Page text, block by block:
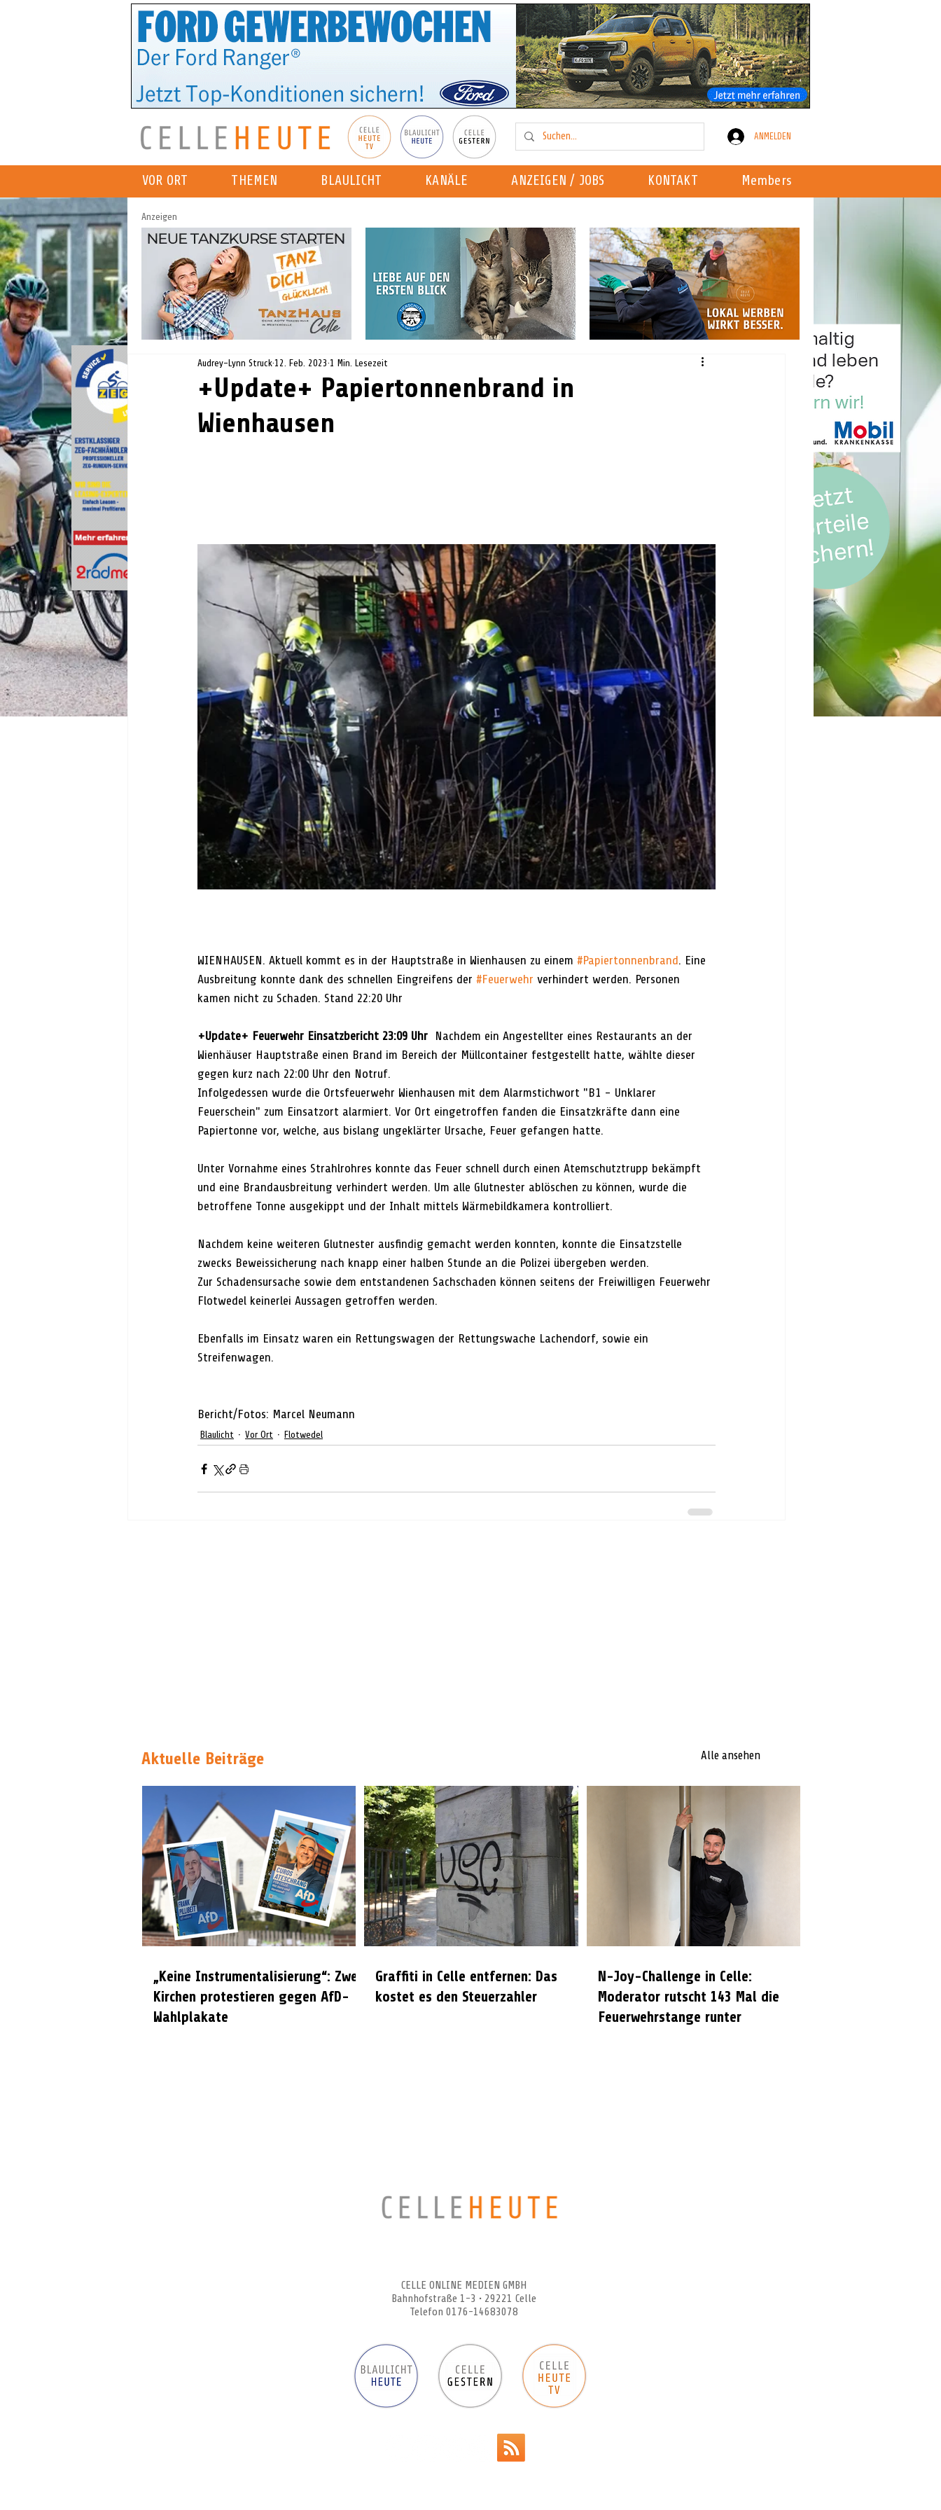
ANMELDEN
VOR ORT THEMEN BLAULICHT KANÄLE ANZEIGEN / JOBS KONTAKT Members
Anzeigen
+Update+ Papiertonnenbrand in
Wienhausen
Audrey-Lynn Struck 12. Feb. 2023 1 Min. Lesezeit
WIENHAUSEN. Aktuell kommt es in der Hauptstraße in Wienhausen zu einem #Papiertonnenbrand. Eine
Ausbreitung konnte dank des schnellen Eingreifens der #Feuerwehr verhindert werden. Personen
kamen nicht zu Schaden. Stand 22:20 Uhr
+Update+ Feuerwehr Einsatzbericht 23:09 Uhr Nachdem ein Angestellter eines Restaurants an der
Wienhäuser Hauptstraße einen Brand im Bereich der Müllcontainer festgestellt hatte, wählte dieser
gegen kurz nach 22:00 Uhr den Notruf.
Infolgedessen wurde die Ortsfeuerwehr Wienhausen mit dem Alarmstichwort "B1 - Unklarer
Feuerschein" zum Einsatzort alarmiert. Vor Ort eingetroffen fanden die Einsatzkräfte dann eine
Papiertonne vor, welche, aus bislang ungeklärter Ursache, Feuer gefangen hatte.
Unter Vornahme eines Strahlrohres konnte das Feuer schnell durch einen Atemschutztrupp bekämpft
und eine Brandausbreitung verhindert werden. Um alle Glutnester ablöschen zu können, wurde die
betroffene Tonne ausgekippt und der Inhalt mittels Wärmebildkamera kontrolliert.
Nachdem keine weiteren Glutnester ausfindig gemacht werden konnten, konnte die Einsatzstelle
zwecks Beweissicherung nach knapp einer halben Stunde an die Polizei übergeben werden.
Zur Schadensursache sowie dem entstandenen Sachschaden können seitens der Freiwilligen Feuerwehr
Flotwedel keinerlei Aussagen getroffen werden.
Ebenfalls im Einsatz waren ein Rettungswagen der Rettungswache Lachendorf, sowie ein
Streifenwagen.
Bericht/Fotos: Marcel Neumann
Blaulicht Vor Ort Flotwedel
Aktuelle Beiträge Alle ansehen
„Keine Instrumentalisierung“: Zwei
Kirchen protestieren gegen AfD-
Wahlplakate
Graffiti in Celle entfernen: Das
kostet es den Steuerzahler
N-Joy-Challenge in Celle:
Moderator rutscht 143 Mal die
Feuerwehrstange runter
CELLE ONLINE MEDIEN GMBH
Bahnhofstraße 1-3 • 29221 Celle
Telefon 0176-14683078